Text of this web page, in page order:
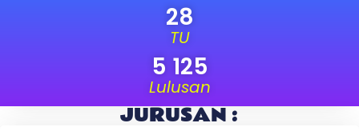
TU
28
Lulusan
5 125
JURUSAN :